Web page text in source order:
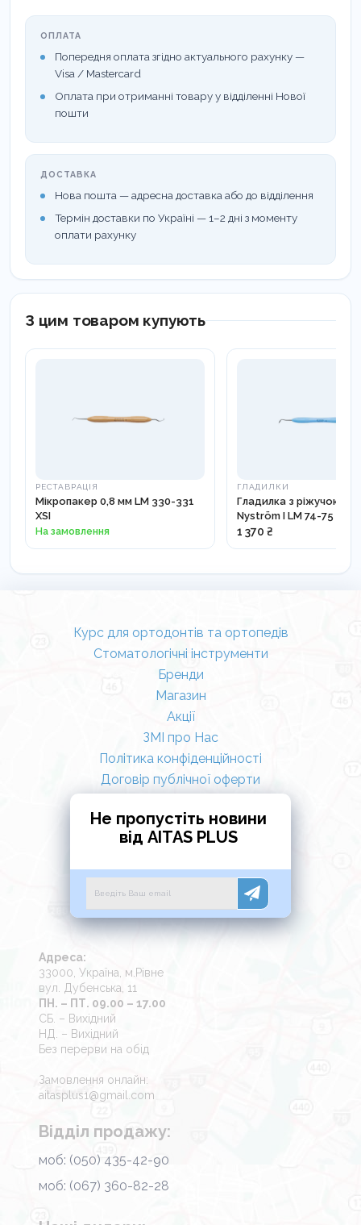
ОПЛАТА
Попередня оплата згідно актуального рахунку —
Visa / Mastercard
Оплата при отриманні товару у відділенні Нової
пошти
ДОСТАВКА
Нова пошта — адресна доставка або до відділення
Термін доставки по Україні — 1–2 дні з моменту
оплати рахунку
З цим товаром купують
РЕСТАВРАЦІЯ
Мікропакер 0,8 мм LM 330-331
XSI
На замовлення
ГЛАДИЛКИ
Гладилка з ріжучою
Nyström I LM 74-75 XSI
1 370 ₴
Курс для ортодонтів та ортопедів
Стоматологічні інструменти
Бренди
Магазин
Акції
ЗМІ про Нас
Політика конфіденційності
Договір публічної оферти
Не пропустіть новини
від AITAS PLUS
Адреса:
33000, Україна, м.Рівне
вул. Дубенська, 11
ПН. – ПТ. 09.00 – 17.00
СБ. – Вихідний
НД. – Вихідний
Без перерви на обід
Замовлення онлайн:
aitasplus1@gmail.com
Відділ продажу:
моб: (050) 435-42-90
моб: (067) 360-82-28